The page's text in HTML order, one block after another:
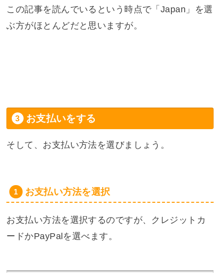
この記事を読んでいるという時点で「Japan」を選
ぶ方がほとんどだと思いますが。
お支払いをする
そして、お支払い方法を選びましょう。
お支払い方法を選択
お支払い方法を選択するのですが、クレジットカ
ードかPayPalを選べます。